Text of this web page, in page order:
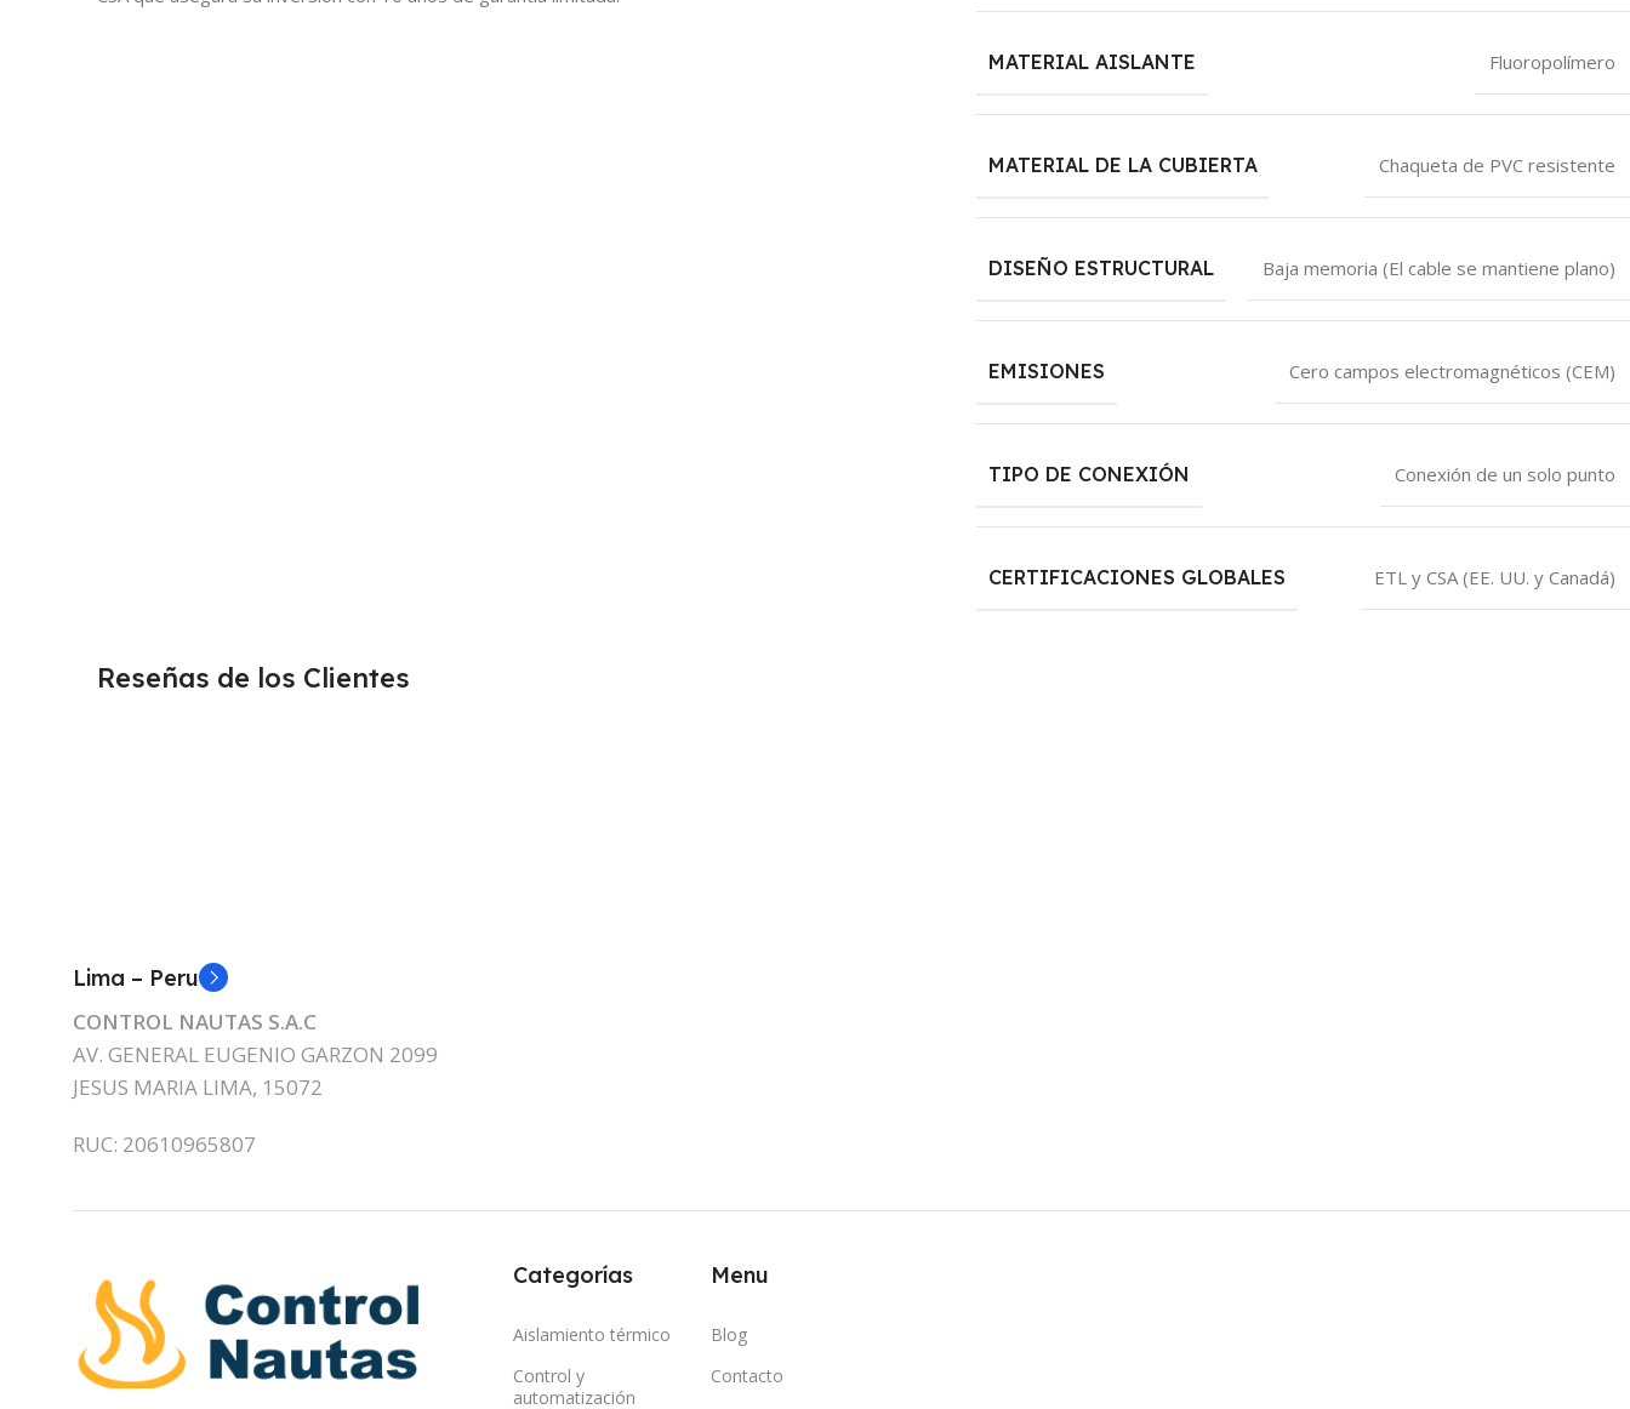
MATERIAL AISLANTE Fluoropolímero
MATERIAL DE LA CUBIERTA Chaqueta de PVC resistente
DISEÑO ESTRUCTURAL Baja memoria (El cable se mantiene plano)
EMISIONES Cero campos electromagnéticos (CEM)
TIPO DE CONEXIÓN Conexión de un solo punto
CERTIFICACIONES GLOBALES ETL y CSA (EE. UU. y Canadá)
Reseñas de los Clientes
Lima – Peru
CONTROL NAUTAS S.A.C
AV. GENERAL EUGENIO GARZON 2099
JESUS MARIA LIMA, 15072
RUC: 20610965807
Categorías
Aislamiento térmico
Control y
automatización
Menu
Blog
Contacto